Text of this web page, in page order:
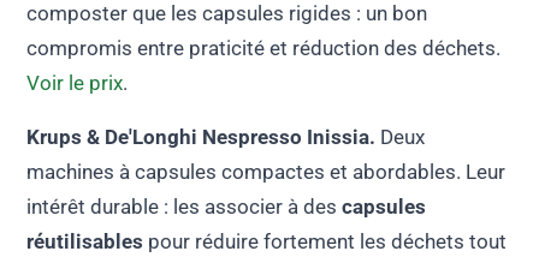
composter que les capsules rigides : un bon
compromis entre praticité et réduction des déchets.
Voir le prix.
Krups & De'Longhi Nespresso Inissia. Deux
machines à capsules compactes et abordables. Leur
intérêt durable : les associer à descapsules
réutilisables pour réduire fortement les déchets tout